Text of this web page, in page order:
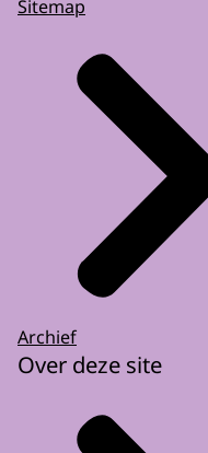
Sitemap
Archief
Over deze site